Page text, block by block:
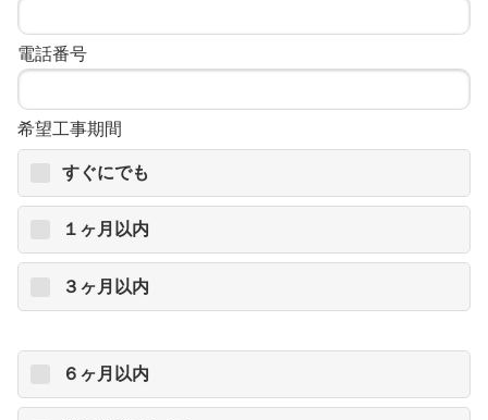
電話番号
希望工事期間
すぐにでも
１ヶ月以内
３ヶ月以内
６ヶ月以内